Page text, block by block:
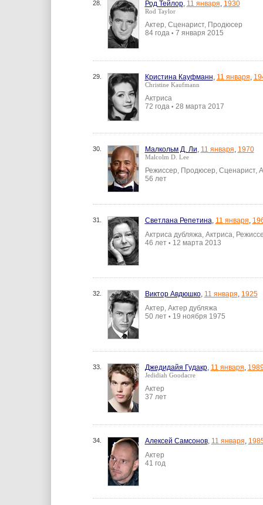
28. Род Тейлор, 11 января, 1930
Rod Taylor
Актер, Сценарист, Продюсер
84 года • 7 января 2015
29. Кристина Кауфманн, 11 января,
Christine Kaufmann
Актриса
72 года • 28 марта 2017
30. Малкольм Д. Ли, 11 января, 1970
Malcolm D. Lee
Режиссер, Продюсер, Сценарист,
56 лет
31. Светлана Репетина, 11 января,
Актриса дубляжа, Актриса,
46 лет • 12 марта 2013
32. Виктор Авдюшко, 11 января, 1925
Актер, Актер дубляжа
50 лет • 19 ноября 1975
33. Джедидайя Гудакр, 11 января,
Jedidiah Goodacre
Актер
37 лет
34. Алексей Самсонов, 11 января,
Актер
41 год